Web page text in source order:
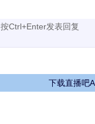
按Ctrl+Enter发表回复
下载直播吧